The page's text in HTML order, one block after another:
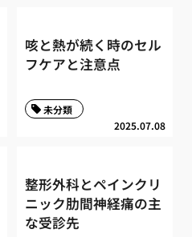
咳と熱が続く時のセル
フケアと注意点
2025.07.08
未分類
整形外科とペインクリ
ニック肋間神経痛の主
な受診先